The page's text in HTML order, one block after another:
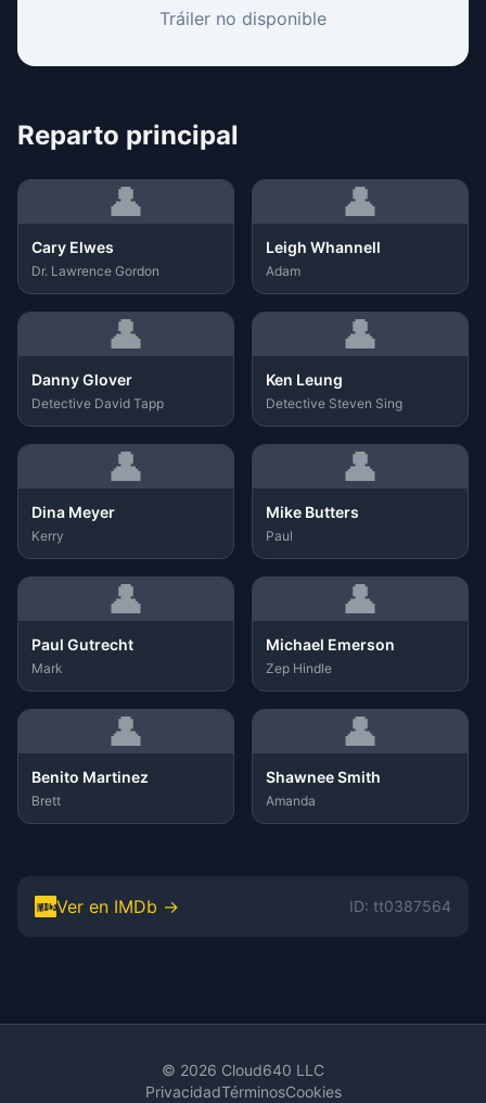
Tráiler no disponible
Reparto principal
👤
Cary Elwes
Dr. Lawrence Gordon
👤
Leigh Whannell
Adam
👤
Danny Glover
Detective David Tapp
👤
Ken Leung
Detective Steven Sing
👤
Dina Meyer
Kerry
👤
Mike Butters
Paul
👤
Paul Gutrecht
Mark
👤
Michael Emerson
Zep Hindle
👤
Benito Martinez
Brett
👤
Shawnee Smith
Amanda
Ver en IMDb → ID: tt0387564
© 2026 Cloud640 LLC
PrivacidadTérminosCookies